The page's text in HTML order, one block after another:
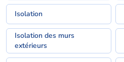
Isolation
Isolation des murs
extérieurs